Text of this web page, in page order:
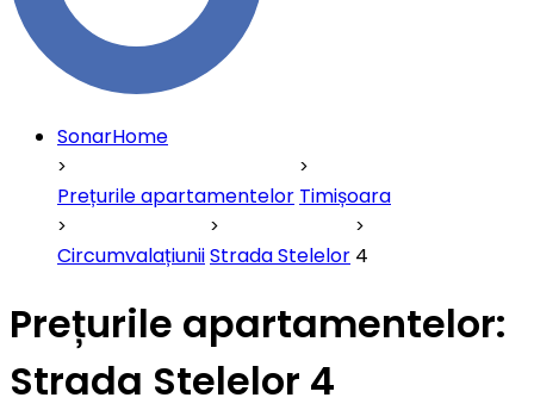
SonarHome
Prețurile apartamentelor Timișoara
CircumvalațiuniiStrada Stelelor 4
Prețurile apartamentelor:
Strada Stelelor 4